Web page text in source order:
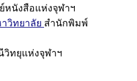
หนังสือแห่งจุฬาฯ
วิทยาลัย สำนักพิมพ์
วิทยุแห่งจุฬาฯ